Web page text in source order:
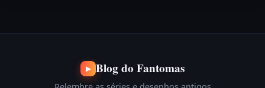
▶ Blog do Fantomas